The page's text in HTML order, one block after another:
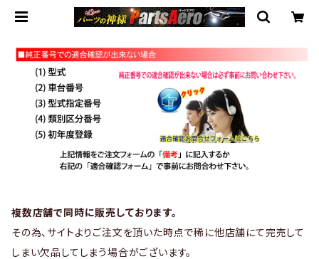
複数店舗で同時に販売しております。
その為、サイトよりご注文を頂いた時点で稀に他店舗にて完売して
しまい欠品してしまう場合がございます。